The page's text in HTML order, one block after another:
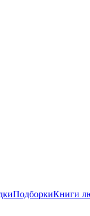
ПодборкиКниги